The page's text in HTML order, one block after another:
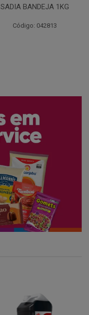
SADIA BANDEJA 1KG
Código: 049204